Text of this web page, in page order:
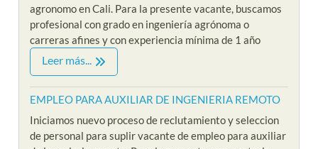
agronomo en Cali. Para la presente vacante, buscamos
profesional con grado en ingeniería agrónoma o
carreras afines y con experiencia mínima de 1 año
Leer más...
EMPLEO PARA AUXILIAR DE INGENIERIA REMOTO
Iniciamos nuevo proceso de reclutamiento y seleccion
de personal para suplir vacante de empleo para auxiliar